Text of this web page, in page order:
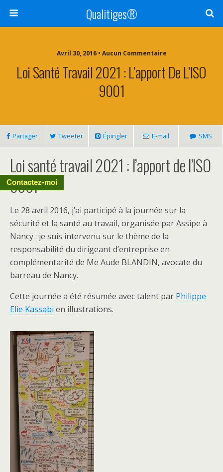
Qualitiges®
Avril 30, 2016 • Aucun Commentaire
Loi Santé Travail 2021 : L’apport De L’ISO
9001
Partager Tweeter Épingler E-mail SMS
Loi santé travail 2021 : l’apport de l’ISO
9001
Le 28 avril 2016, j’ai participé à la journée sur la
sécurité et la santé au travail, organisée par Assipe à
Nancy : je suis intervenu sur le thème de la
responsabilité du dirigeant d’entreprise en
complémentarité de Me Aude BLANDIN, avocate du
barreau de Nancy.
Cette journée a été résumée avec talent par Philippe
Elie Kassabi en illustrations.
Contactez-moi